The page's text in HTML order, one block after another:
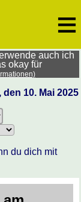
≡
auch ich
okay für
10. Mai 2025
du dich mit